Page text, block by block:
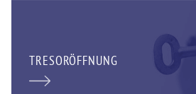
TRESORÖFFNUNG